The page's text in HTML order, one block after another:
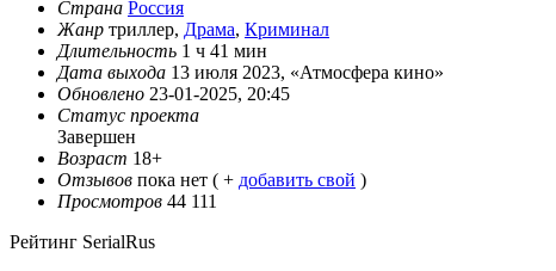
Страна Россия
Жанр триллер, Драма, Криминал
Длительность 1 ч 41 мин
Дата выхода 13 июля 2023, «Атмосфера кино»
Обновлено 23-01-2025, 20:45
Статус проекта
Завершен
Возраст 18+
Отзывов пока нет ( + добавить свой )
Просмотров 44 111
Рейтинг SerialRus